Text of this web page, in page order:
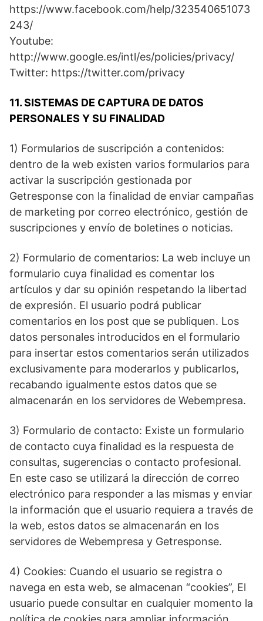
https://www.facebook.com/help/323540651073
243/
Youtube:
http://www.google.es/intl/es/policies/privacy/
Twitter: https://twitter.com/privacy
11. SISTEMAS DE CAPTURA DE DATOS
PERSONALES Y SU FINALIDAD
1) Formularios de suscripción a contenidos:
dentro de la web existen varios formularios para
activar la suscripción gestionada por
Getresponse con la finalidad de enviar campañas
de marketing por correo electrónico, gestión de
suscripciones y envío de boletines o noticias.
2) Formulario de comentarios: La web incluye un
formulario cuya finalidad es comentar los
artículos y dar su opinión respetando la libertad
de expresión. El usuario podrá publicar
comentarios en los post que se publiquen. Los
datos personales introducidos en el formulario
para insertar estos comentarios serán utilizados
exclusivamente para moderarlos y publicarlos,
recabando igualmente estos datos que se
almacenarán en los servidores de Webempresa.
3) Formulario de contacto: Existe un formulario
de contacto cuya finalidad es la respuesta de
consultas, sugerencias o contacto profesional.
En este caso se utilizará la dirección de correo
electrónico para responder a las mismas y enviar
la información que el usuario requiera a través de
la web, estos datos se almacenarán en los
servidores de Webempresa y Getresponse.
4) Cookies: Cuando el usuario se registra o
navega en esta web, se almacenan “cookies”, El
usuario puede consultar en cualquier momento la